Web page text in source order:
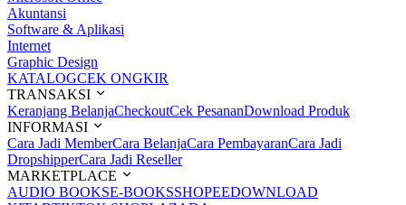
Akuntansi
Software & Aplikasi
Internet
Graphic Design
KATALOGCEK ONGKIR
TRANSAKSI
Keranjang BelanjaCheckoutCek PesananDownload Produk
INFORMASI
Cara Jadi MemberCara BelanjaCara PembayaranCara Jadi
DropshipperCara Jadi Reseller
MARKETPLACE
AUDIO BOOKSE-BOOKSSHOPEEDOWNLOAD